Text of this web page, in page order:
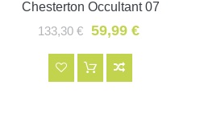
Chesterton Occultant 07
133,30 €
59,99 €